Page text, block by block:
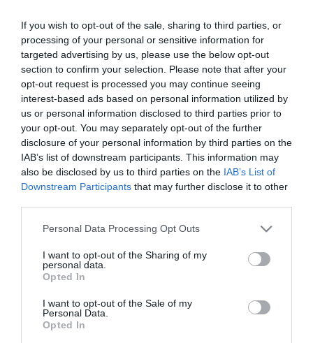
If you wish to opt-out of the sale, sharing to third parties, or
processing of your personal or sensitive information for
targeted advertising by us, please use the below opt-out
section to confirm your selection. Please note that after your
opt-out request is processed you may continue seeing
interest-based ads based on personal information utilized by
us or personal information disclosed to third parties prior to
your opt-out. You may separately opt-out of the further
disclosure of your personal information by third parties on the
IAB’s list of downstream participants. This information may
also be disclosed by us to third parties on the IAB’s List of
Downstream Participants that may further disclose it to other
Please note that this website/app uses one or more Google
not limited to your visit or usage behaviour. You may click to
grant or deny consent to Google and its third-party tags to
use your data for below specified purposes in below Google
consent section.
Personal Data Processing Opt Outs
I want to opt-out of the Sharing of my
personal data.
Opted In
I want to opt-out of the Sale of my
Personal Data.
Opted In
Σύμφωνα με τα στοιχεία του υπουργείου
Αγροτικής Ανάπτυξης και Τροφίμων, τα
οποία επεξεργάζεται ο Σύνδεσμος
Εξαγωγέων Φρούτων Λαχανικών και Χυμών
(Incofruit Hellas), από τις αρχές του χρόνου
και έως τις 28 Ιανουαρίου 2022 οι εξαγωγές
φράουλας ήταν 2.523 τόνοι έναντι 2.623
τόνους που ήταν πέρσι την αντίστοιχη
περίοδο, ενώ οι εξαγωγές ντομάτας ήταν
1.944 τόνοι έναντι των 2.812 τόνοι που
εξήχθησαν πέρυσι.
Την ίδια στιγμή σταθερή παραμένει η
εξαγωγή μανταρινιών ενώ ιδιαίτερα χαμηλή